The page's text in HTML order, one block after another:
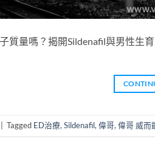
質量嗎？揭開Sildenafil與男性生
Tagged ED治療, Sildenafil, 偉哥, 偉哥 威而